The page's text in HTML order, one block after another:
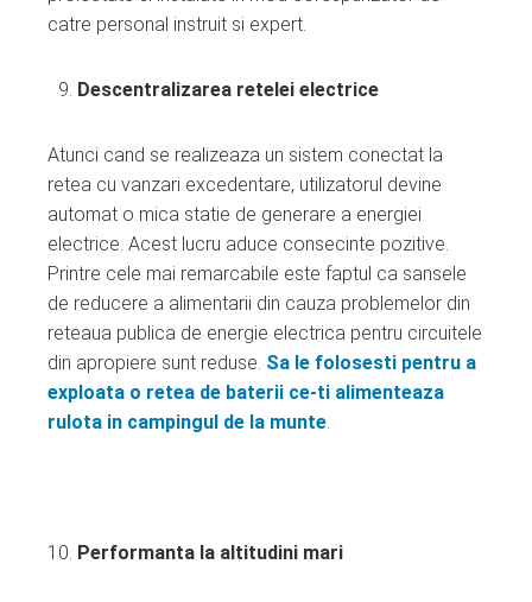
catre personal instruit si expert.
Descentralizarea retelei electrice
Atunci cand se realizeaza un sistem conectat la
retea cu vanzari excedentare, utilizatorul devine
automat o mica statie de generare a energiei
electrice. Acest lucru aduce consecinte pozitive.
Printre cele mai remarcabile este faptul ca sansele
de reducere a alimentarii din cauza problemelor din
reteaua publica de energie electrica pentru circuitele
din apropiere sunt reduse. Sa le folosesti pentru a
exploata o retea de baterii ce-ti alimenteaza
rulota in campingul de la munte.
Performanta la altitudini mari